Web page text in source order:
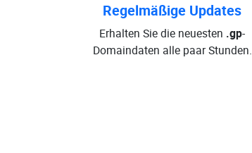
Regelmäßige Updates
Erhalten Sie die neuesten .gp-
Domaindaten alle paar Stunden.